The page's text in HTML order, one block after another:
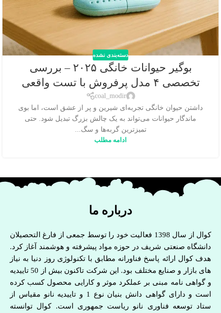
دسته‌بندی نشده
بوگیر حیوانات خانگی ۲۰۲۵ – بررسی
تخصصی ۴ مدل پرفروش با تست واقعی
coal_modir
داشتن حیوان خانگی تجربه‌ای شیرین و پر از عشق است، اما بوی
ماندگار حیوانات می‌تواند به یک چالش بزرگ تبدیل شود. حتی
تمیزترین گربه‌ها و سگ...
ادامه مطلب
درباره ما
کوال از سال 1398 فعالیت خود را توسط جمعی از فارغ التحصیلان
دانشگاه صنعتی شریف در حوزه مواد پیشرفته و هوشمند آغاز کرد.
هدف کوال ارائه پاسخ فناورانه مطابق با تکنولوژی روز دنیا به نیاز
های بازار و صنایع مختلف بود. این شرکت تاکنون بیش از 50 تاییدیه
و گواهی نامه مبنی بر عملکرد موثر و کارایی محصول کسب کرده
است و دارای گواهی دانش بنیان نوع 1 و تاییدیه نانو مقیاس از
ستاد توسعه فناوری نانو ریاست جمهوری است. کوال توانسته